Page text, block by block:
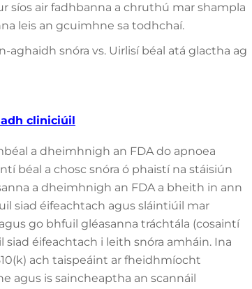
síos air fadhbanna a chruthú mar shampla
leis an gcuimhne sa todhchaí.
snóra vs. Uirlisí béal atá glactha ag
cliniciúil
a dheimhnigh an FDA do apnoea
béal a chosc snóra ó phaistí na stáisiún
a dheimhnigh an FDA a bheith in ann
siad éifeachtach agus sláintiúil mar
go bhfuil gléasanna tráchtála (cosaintí
éifeachtach i leith snóra amháin. Ina
ach taispeáint ar fheidhmíocht
agus is saincheaptha an scannáil